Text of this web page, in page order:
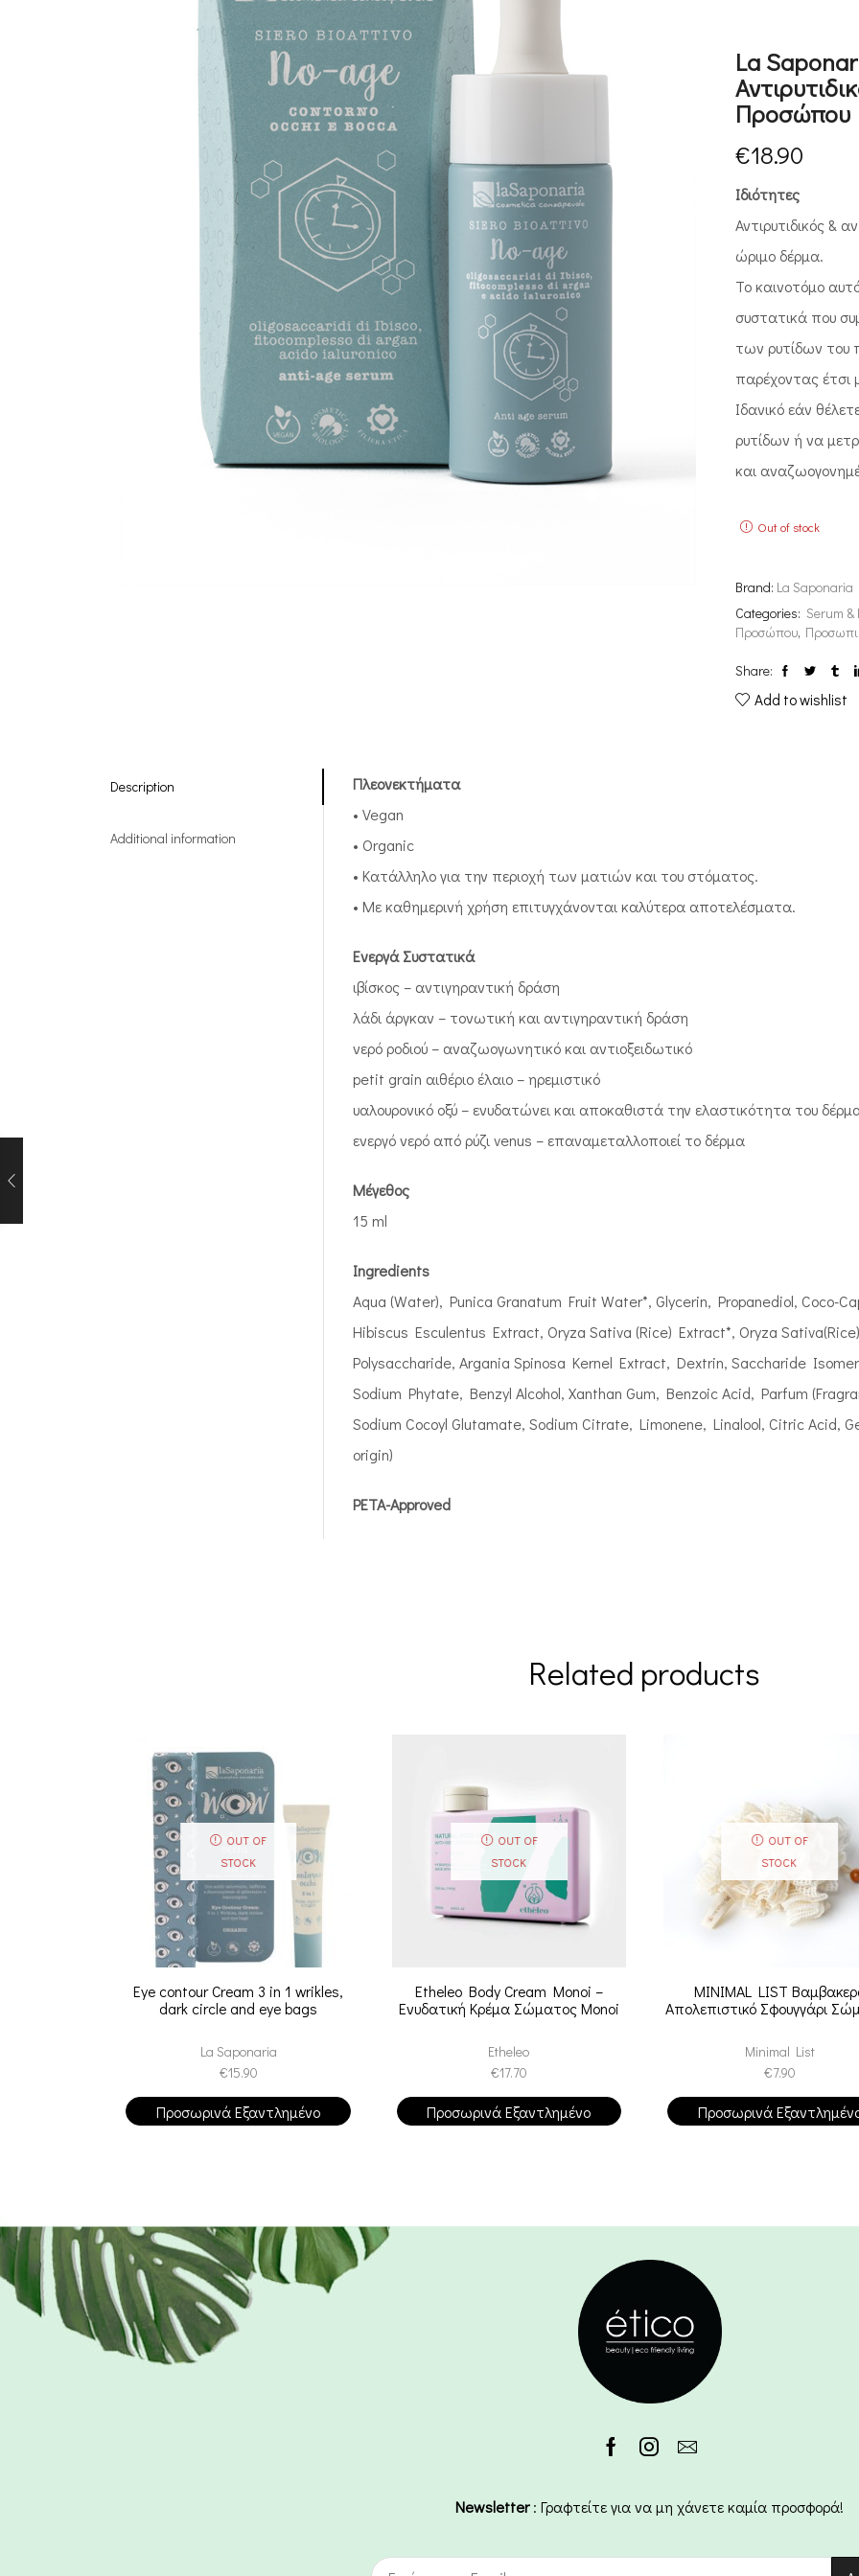
La
Προσώπου
€18.90
Ιδιότητες
Αντιρυτιδικός &
ώριμο δέρμα.
Το καινοτόμο
συστατικά που
των ρυτίδων του
παρέχοντας έτσι
Ιδανικό εάν
ρυτίδων ή να
και
Out of stock
Brand: La Saponaria
Categories: Serum
Προσώπου,
Share:
Add to wishlist
Description
Additional information
Πλεονεκτήματα
• Vegan
• Organic
• Κατάλληλο για την περιοχή των ματιών και του στόματος.
• Με καθημερινή χρήση επιτυγχάνονται καλύτερα αποτελέσματα.
Ενεργά Συστατικά
ιβίσκος – αντιγηραντική δράση
λάδι άργκαν – τονωτική και αντιγηραντική δράση
νερό ροδιού – αναζωογωνητικό και αντιοξειδωτικό
petit grain αιθέριο έλαιο – ηρεμιστικό
υαλουρονικό οξύ – ενυδατώνει και αποκαθιστά την ελαστικότητα του
ενεργό νερό από ρύζι venus – επαναμεταλλοποιεί το δέρμα
Μέγεθος
15 ml
Ingredients
Aqua (Water), Punica Granatum Fruit Water*, Glycerin, Propanediol, Coco-
Hibiscus Esculentus Extract, Oryza Sativa (Rice) Extract*, Oryza
Polysaccharide, Argania Spinosa Kernel Extract, Dextrin, Saccharide
Sodium Phytate, Benzyl Alcohol, Xanthan Gum, Benzoic Acid, Parfum
Sodium Cocoyl Glutamate, Sodium Citrate, Limonene, Linalool, Citric Acid,
origin)
PETA-Approved
Related products
OUT OF
STOCK
Eye contour Cream 3 in 1 wrikles,
dark circle and eye bags
La Saponaria
€15.90
Προσωρινά Εξαντλημένο
OUT OF
STOCK
Etheleo Body Cream Monoi –
Ενυδατική Κρέμα Σώματος Monoi
Etheleo
€17.70
Προσωρινά Εξαντλημένο
OUT OF
STOCK
MINIMAL LIST
Απολεπιστικό Σφουγγάρι
Minimal List
€7.90
Προσωρινά
Newsletter: Γραφτείτε για να μη χάνετε καμία προσφορά!